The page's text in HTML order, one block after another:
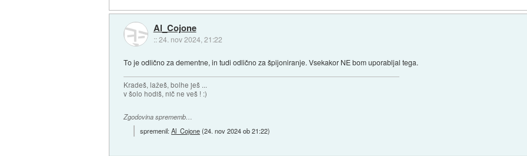
Al_Cojone
::24. nov 2024, 21:22
To je odlično za dementne, in tudi odlično za špijoniranje. Vsekakor NE bom uporabljal tega.
Kradeš, lažeš, bolhe ješ ...
v šolo hodiš, nič ne veš ! :)
Zgodovina sprememb…
spremenil:Al_Cojone(24. nov 2024 ob 21:22)